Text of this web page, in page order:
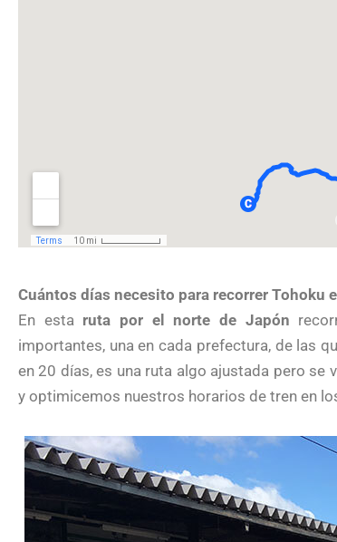
Cuántos días necesito para recorrer Tohoku
En esta ruta por el norte de Japón
importantes, una en cada prefectura, de las
en 20 días, es una ruta algo ajustada pero se
y optimicemos nuestros horarios de tren en